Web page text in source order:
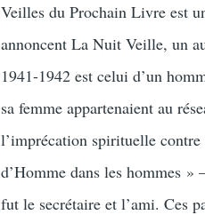
Veilles du Prochain Livre est
annoncent La Nuit Veille, un
1941-1942 est celui d’un
sa femme appartenaient au
l’imprécation spirituelle
d’Homme dans les hommes
fut le secrétaire et l’ami. Ces